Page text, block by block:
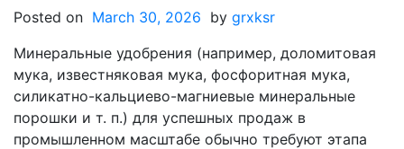
Posted on March 30, 2026 by grxksr
Минеральные удобрения (например, доломитовая
мука, известняковая мука, фосфоритная мука,
силикатно-кальциево-магниевые минеральные
порошки и т. п.) для успешных продаж в
промышленном масштабе обычно требуют этапа